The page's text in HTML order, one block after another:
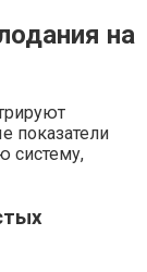
на
показатели
систему,